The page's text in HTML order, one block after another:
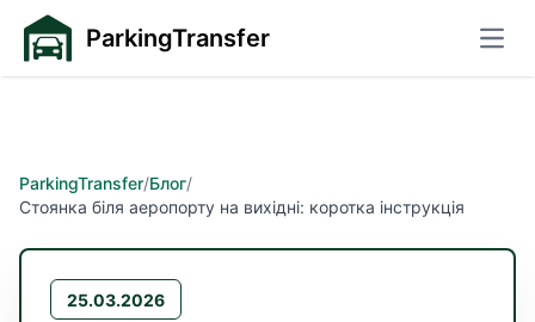
ParkingTransfer
ParkingTransfer/Блог/
Стоянка біля аеропорту на вихідні: коротка інструкція
25.03.2026